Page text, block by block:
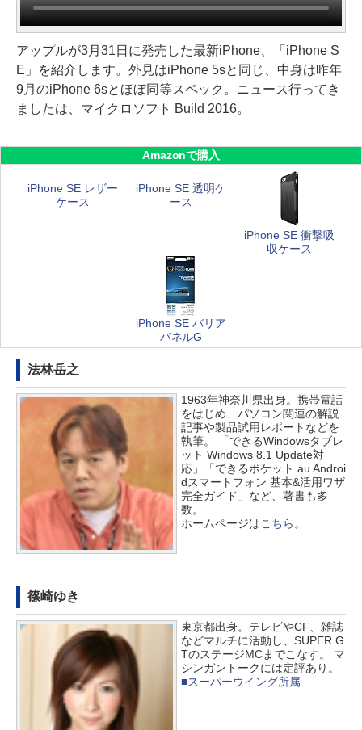
アップルが3月31日に発売した最新iPhone、「iPhone S
E」を紹介します。外見はiPhone 5sと同じ、中身は昨年
9月のiPhone 6sとほぼ同等スペック。ニュース行ってき
ましたは、マイクロソフト Build 2016。
Amazonで購入
iPhone SE レザー
ケース
iPhone SE 透明ケ
ース
iPhone SE 衝撃吸
収ケース
iPhone SE バリア
パネルG
法林岳之
1963年神奈川県出身。携帯電話
をはじめ、パソコン関連の解説
記事や製品試用レポートなどを
執筆。 「できるWindowsタブレ
ット Windows 8.1 Update対
応」「できるポケット au Androi
dスマートフォン 基本&活用ワザ
完全ガイド」など、著書も多
数。
ホームページはこちら 。
篠崎ゆき
東京都出身。テレビやCF、雑誌
などマルチに活動し、SUPER G
TのステージMCまでこなす。 マ
シンガントークには定評あり。
■スーパーウイング所属